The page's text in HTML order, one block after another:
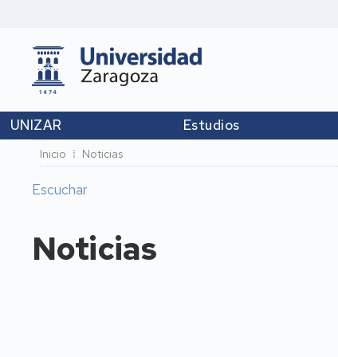
UNIZAR Estudios
Ruta
de
navegación
Inicio Noticias
Escuchar
Noticias